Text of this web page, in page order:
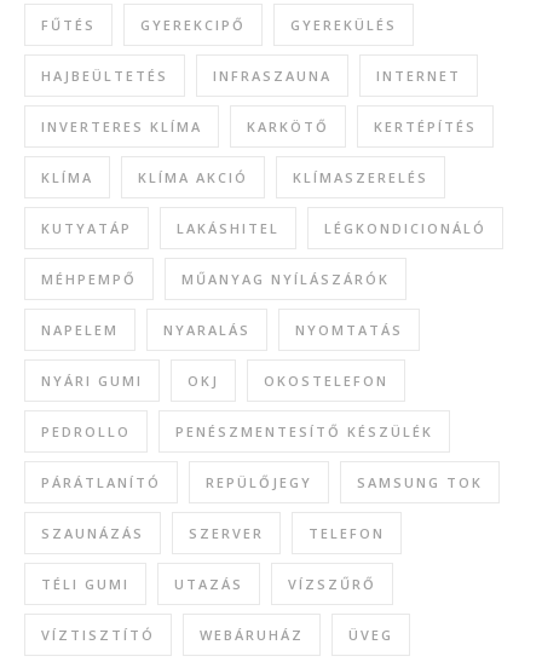
FŰTÉS GYEREKCIPŐ GYEREKÜLÉS
HAJBEÜLTETÉS INFRASZAUNA INTERNET
INVERTERES KLÍMA KARKÖTŐ KERTÉPÍTÉS
KLÍMA KLÍMA AKCIÓ KLÍMASZERELÉS
KUTYATÁP LAKÁSHITEL LÉGKONDICIONÁLÓ
MÉHPEMPŐ MŰANYAG NYÍLÁSZÁRÓK
NAPELEM NYARALÁS NYOMTATÁS
NYÁRI GUMI OKJ OKOSTELEFON
PEDROLLO PENÉSZMENTESÍTŐ KÉSZÜLÉK
PÁRÁTLANÍTÓ REPÜLŐJEGY SAMSUNG TOK
SZAUNÁZÁS SZERVER TELEFON
TÉLI GUMI UTAZÁS VÍZSZŰRŐ
VÍZTISZTÍTÓ WEBÁRUHÁZ ÜVEG